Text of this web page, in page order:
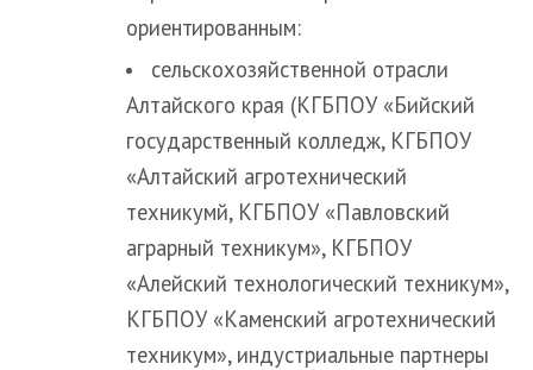
ориентированным:
сельскохозяйственной отрасли
Алтайского края (КГБПОУ «Бийский
государственный колледж, КГБПОУ
«Алтайский агротехнический
техникумй, КГБПОУ «Павловский
аграрный техникум», КГБПОУ
«Алейский технологический техникум»,
КГБПОУ «Каменский агротехнический
техникум», индустриальные партнеры